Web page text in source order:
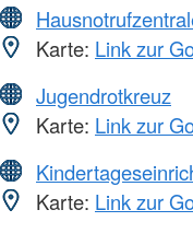
Karte: Link zur
Jugendrotkreuz
Karte: Link zur
Karte: Link zur